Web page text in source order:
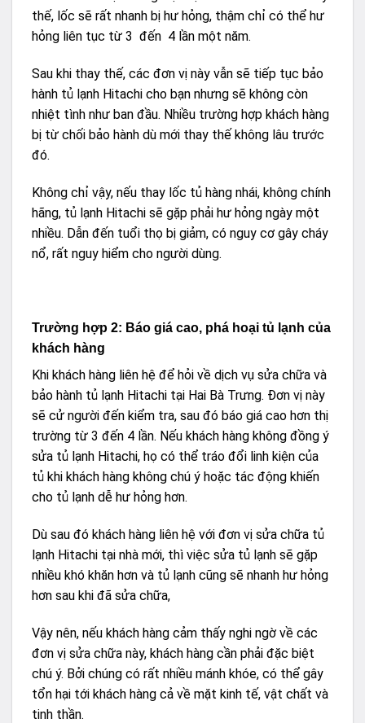
thế, lốc sẽ rất nhanh bị hư hỏng, thậm chỉ có thể hư
hỏng liên tục từ 3 đến 4 lần một năm.
Sau khi thay thế, các đơn vị này vẫn sẽ tiếp tục bảo
hành tủ lạnh Hitachi cho bạn nhưng sẽ không còn
nhiệt tình như ban đầu. Nhiều trường hợp khách hàng
bị từ chối bảo hành dù mới thay thế không lâu trước
đó.
Không chỉ vậy, nếu thay lốc tủ hàng nhái, không chính
hãng, tủ lạnh Hitachi sẽ gặp phải hư hỏng ngày một
nhiều. Dẫn đến tuổi thọ bị giảm, có nguy cơ gây cháy
nổ, rất nguy hiểm cho người dùng.
Trường hợp 2: Báo giá cao, phá hoại tủ lạnh của
khách hàng
Khi khách hàng liên hệ để hỏi về dịch vụ sửa chữa và
bảo hành tủ lạnh Hitachi tại Hai Bà Trưng. Đơn vị này
sẽ cử người đến kiểm tra, sau đó báo giá cao hơn thị
trường từ 3 đến 4 lần. Nếu khách hàng không đồng ý
sửa tủ lạnh Hitachi, họ có thể tráo đổi linh kiện của
tủ khi khách hàng không chú ý hoặc tác động khiến
cho tủ lạnh dễ hư hỏng hơn.
Dù sau đó khách hàng liên hệ với đơn vị sửa chữa tủ
lạnh Hitachi tại nhà mới, thì việc sửa tủ lạnh sẽ gặp
nhiều khó khăn hơn và tủ lạnh cũng sẽ nhanh hư hỏng
hơn sau khi đã sửa chữa,
Vậy nên, nếu khách hàng cảm thấy nghi ngờ về các
đơn vị sửa chữa này, khách hàng cần phải đặc biệt
chú ý. Bởi chúng có rất nhiều mánh khóe, có thể gây
tổn hại tới khách hàng cả về mặt kinh tế, vật chất và
tinh thần.